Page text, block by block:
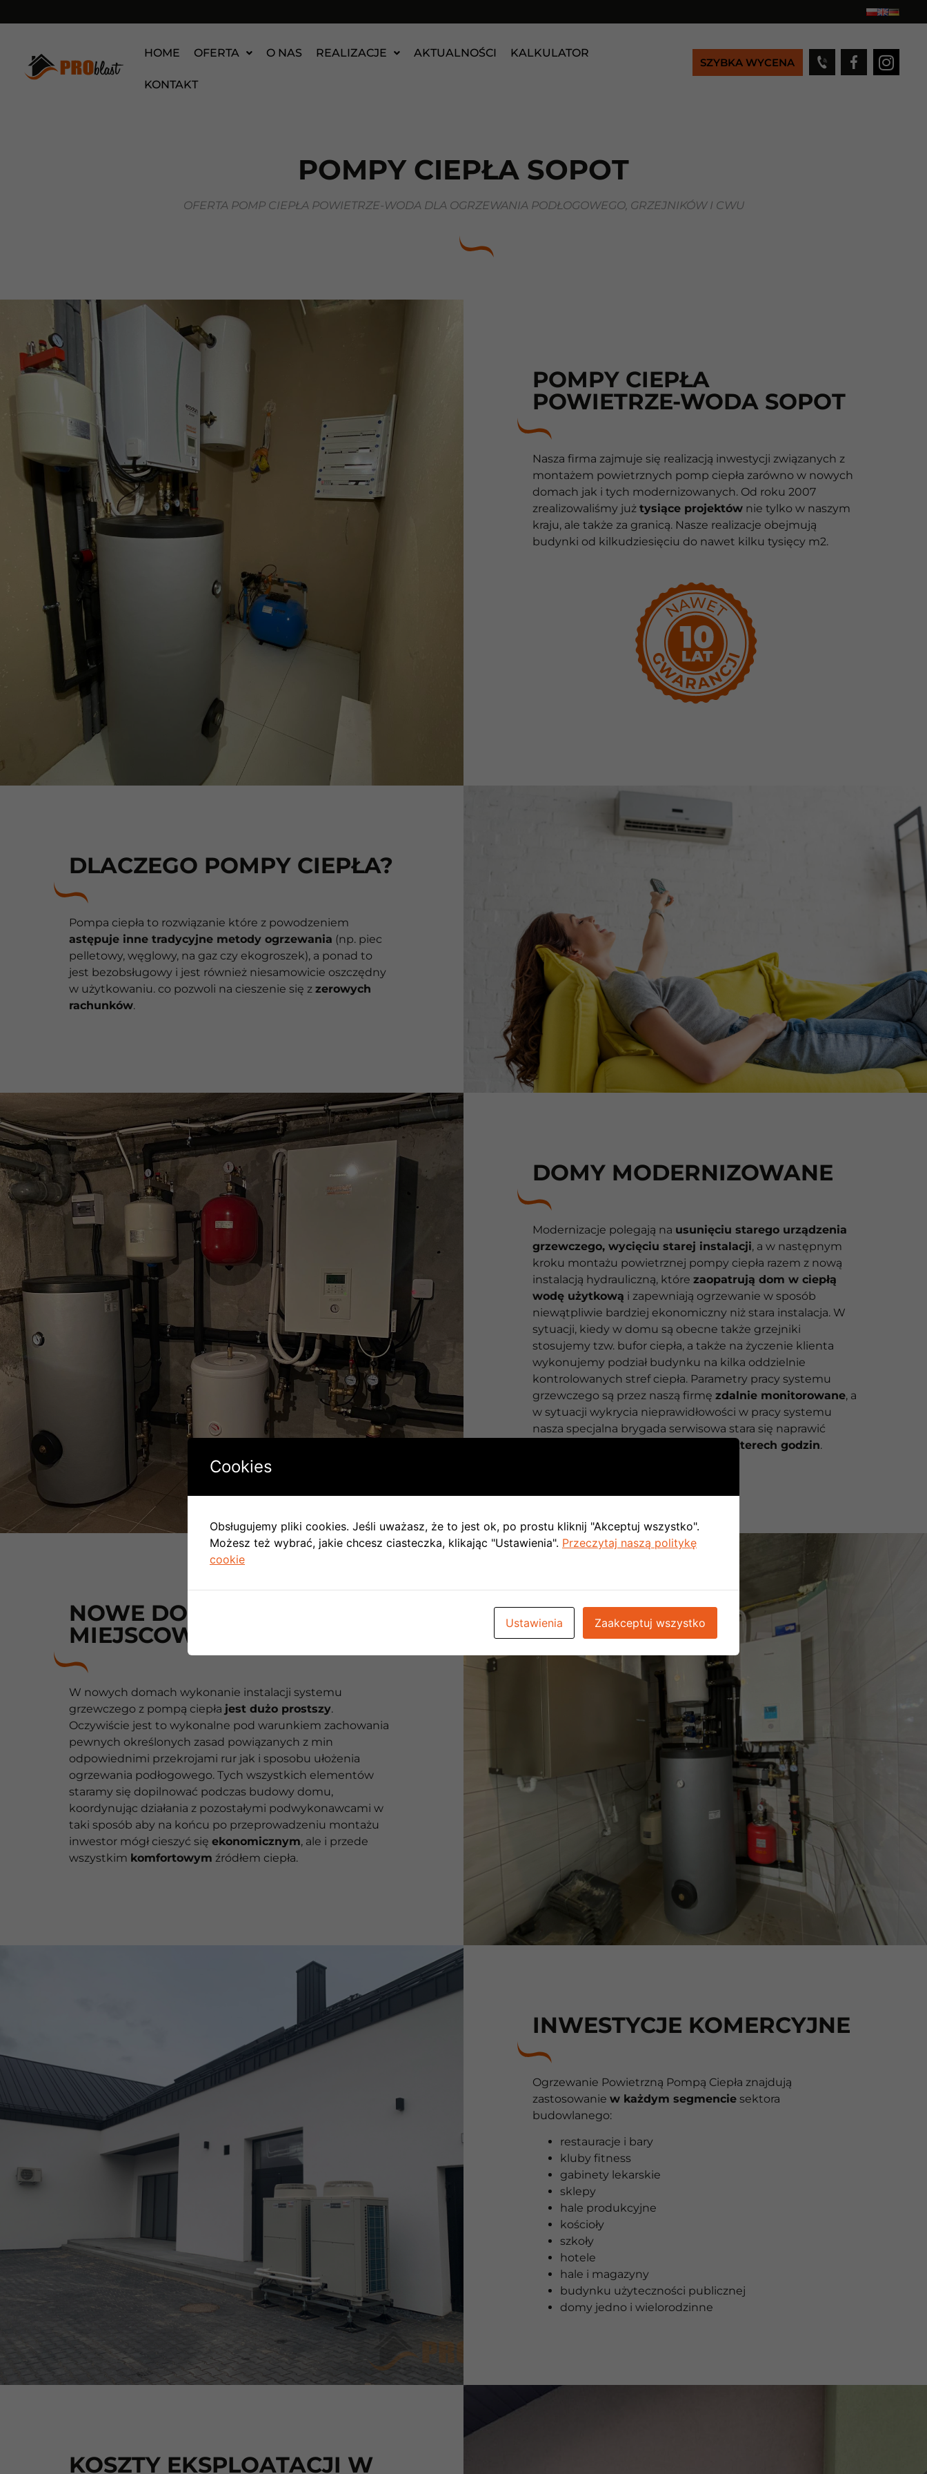
HOME OFERTA O NAS REALIZACJE AKTUALNOŚCI KALKULATOR
KONTAKT
SZYBKA WYCENA
POMPY CIEPŁA SOPOT
OFERTA POMP CIEPŁA POWIETRZE-WODA DLA OGRZEWANIA PODŁOGOWEGO, GRZEJNIKÓW I CWU
POMPY CIEPŁA
POWIETRZE-WODA SOPOT
Nasza firma zajmuje się realizacją inwestycji związanych z
montażem powietrznych pomp ciepła zarówno w nowych
domach jak i tych modernizowanych. Od roku 2007
zrealizowaliśmy już tysiące projektów nie tylko w naszym
kraju, ale także za granicą. Nasze realizacje obejmują
budynki od kilkudziesięciu do nawet kilku tysięcy m2.
DLACZEGO POMPY CIEPŁA?
Pompa ciepła to rozwiązanie które z powodzeniem
astępuje inne tradycyjne metody ogrzewania (np. piec
pelletowy, węglowy, na gaz czy ekogroszek), a ponad to
jest bezobsługowy i jest również niesamowicie oszczędny
w użytkowaniu. co pozwoli na cieszenie się z zerowych
rachunków.
DOMY MODERNIZOWANE
Modernizacje polegają na usunięciu starego urządzenia
grzewczego, wycięciu starej instalacji, a w następnym
kroku montażu powietrznej pompy ciepła razem z nową
instalacją hydrauliczną, które zaopatrują dom w ciepłą
wodę użytkową i zapewniają ogrzewanie w sposób
niewątpliwie bardziej ekonomiczny niż stara instalacja. W
sytuacji, kiedy w domu są obecne także grzejniki
stosujemy tzw. bufor ciepła, a także na życzenie klienta
wykonujemy podział budynku na kilka oddzielnie
kontrolowanych stref ciepła. Parametry pracy systemu
grzewczego są przez naszą firmę zdalnie monitorowane, a
w sytuacji wykrycia nieprawidłowości w pracy systemu
nasza specjalna brygada serwisowa stara się naprawić
przeciągu dwudziestu czterech godzin.
NOWE DOMY W
MIEJSCOWOŚCI SOPOT
W nowych domach wykonanie instalacji systemu
grzewczego z pompą ciepła jest dużo prostszy.
Oczywiście jest to wykonalne pod warunkiem zachowania
pewnych określonych zasad powiązanych z min
odpowiednimi przekrojami rur jak i sposobu ułożenia
ogrzewania podłogowego. Tych wszystkich elementów
staramy się dopilnować podczas budowy domu,
koordynując działania z pozostałymi podwykonawcami w
taki sposób aby na końcu po przeprowadzeniu montażu
inwestor mógł cieszyć się ekonomicznym, ale i przede
wszystkim komfortowym źródłem ciepła.
INWESTYCJE KOMERCYJNE
Ogrzewanie Powietrzną Pompą Ciepła znajdują
zastosowanie w każdym segmencie sektora
budowlanego:
restauracje i bary
kluby fitness
gabinety lekarskie
sklepy
hale produkcyjne
kościoły
szkoły
hotele
hale i magazyny
budynku użyteczności publicznej
domy jedno i wielorodzinne
KOSZTY EKSPLOATACJI W
Cookies
Obsługujemy pliki cookies. Jeśli uważasz, że to jest ok, po prostu kliknij "Akceptuj wszystko".
Możesz też wybrać, jakie chcesz ciasteczka, klikając "Ustawienia". Przeczytaj naszą politykę
cookie
Ustawienia Zaakceptuj wszystko